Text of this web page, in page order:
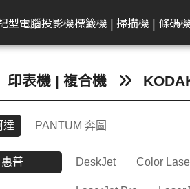
兄弟
Canon 佳能
其他耗材
墨水匣
碳粉匣
Epson
感光
墨水
合
Canon 佳能
彩色噴墨印表機
雷射多功能複合機
噴墨商用複合機
腦
強
宏碁
星
電腦零件組
AMD 美商超微
型電腦
HP 惠普
OmniBook
OMEN
EliteBook
MSI 微
筆電
投影機
宏碁
影機
LG
CineBeam
ProBeam
投
標籤機 | 掃描機 | 條碼機
生
Canon 佳能
文件掃描器
平台式掃描器
快
掃
24
44
KATAI
顯示器周邊
MSI 微星
平面商務螢幕
亮麗旋轉螢幕
電競螢幕
銓
硬碟(SSD)
Transcend 創見
內接式固態硬碟
行動固態硬碟
MSI 微星
Performance
Mainstream
Small Business
印表機 | 複合機
達 PANTUM 奔圖
普 DeskJet Color